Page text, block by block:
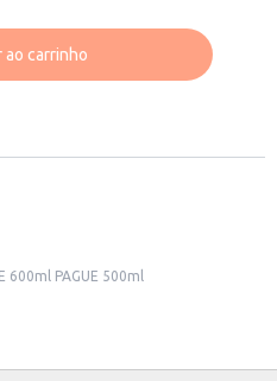
ao carrinho
PAGUE 500ml